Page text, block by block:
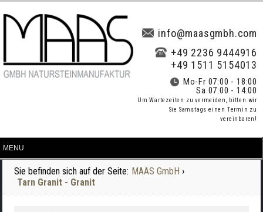
info@maasgmbh.com
+49 2236 9444916
+49 1511 5154013
Mo-Fr 07:00 - 18:00
Sa 07:00 - 14:00
Um Wartezeiten zu vermeiden, bitten wir
Sie Samstags einen Termin zu
vereinbaren!
Sie befinden sich auf der Seite: MAAS GmbH ›
Tarn Granit - Granit